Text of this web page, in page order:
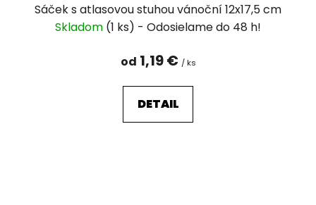
Sáček s atlasovou stuhou vánoční 12x17,5 cm
Skladom (1 ks)
od 1,19 € / ks
DETAIL